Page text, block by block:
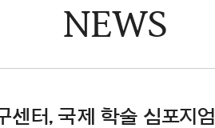
Amorepacific
Our Values
NEWS
센터, 국제 학술 심포지